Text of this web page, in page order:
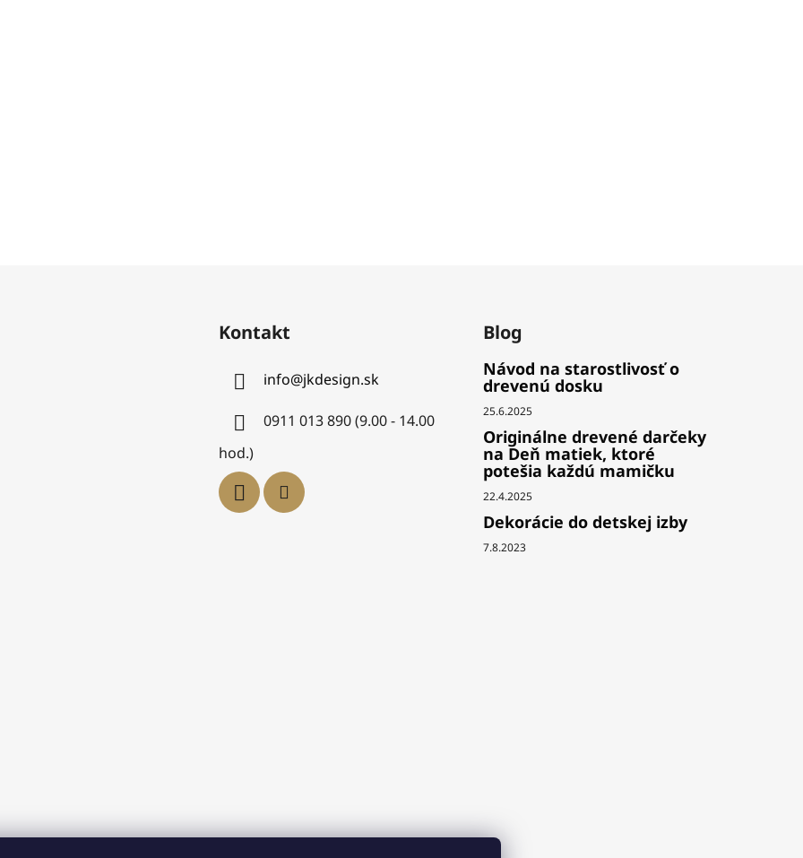
Kontakt
info@jkdesign.sk
0911 013 890 (9.00 - 14.00
hod.)
Blog
Návod na starostlivosť o
drevenú dosku
25.6.2025
Originálne drevené darčeky
na Deň matiek, ktoré
potešia každú mamičku
22.4.2025
Dekorácie do detskej izby
7.8.2023